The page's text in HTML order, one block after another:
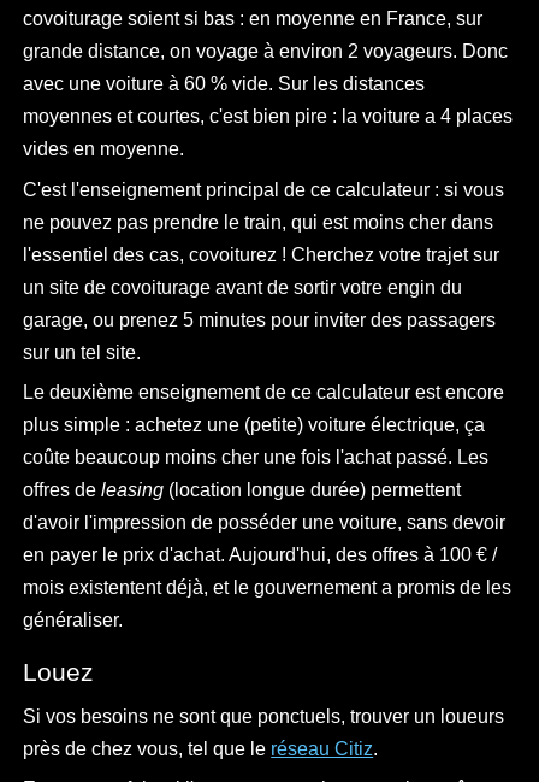
covoiturage soient si bas : en moyenne en France, sur
grande distance, on voyage à environ 2 voyageurs. Donc
avec une voiture à 60 % vide. Sur les distances
moyennes et courtes, c'est bien pire : la voiture a 4 places
vides en moyenne.
C'est l'enseignement principal de ce calculateur : si vous
ne pouvez pas prendre le train, qui est moins cher dans
l'essentiel des cas, covoiturez ! Cherchez votre trajet sur
un site de covoiturage avant de sortir votre engin du
garage, ou prenez 5 minutes pour inviter des passagers
sur un tel site.
Le deuxième enseignement de ce calculateur est encore
plus simple : achetez une (petite) voiture électrique, ça
coûte beaucoup moins cher une fois l'achat passé. Les
offres deleasing (location longue durée) permettent
d'avoir l'impression de posséder une voiture, sans devoir
en payer le prix d'achat. Aujourd'hui, des offres à 100 € /
mois existentent déjà, et le gouvernement a promis de les
généraliser.
Louez
Si vos besoins ne sont que ponctuels, trouver un loueurs
près de chez vous, tel que le réseau Citiz.